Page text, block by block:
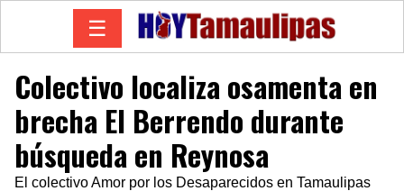
☰
Colectivo localiza osamenta en
brecha El Berrendo durante
búsqueda en Reynosa
El colectivo Amor por los Desaparecidos en Tamaulipas